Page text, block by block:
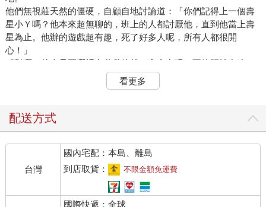
他們無視莊天然的僵硬，自顧自地討論道：「你們記得上一個壽
星小Ｙ嗎？他本來超無聊的，班上的人都討厭他，直到他當上壽
星為止。他辦的遊戲超有趣，死了好多人呢，所有人都很開
心！」
「對啊，後來只要哪裡有遊戲他就一定會出現，不管距離多遠，
不管多少時間，就算跑斷雙腳，他都一定會出現。」
他們話鋒一轉，開始嬉笑：「不過嘛，久了還是覺得他有點煩，
其中一個人看著莊天然，朝他露出莫名的笑容，「我們快點開始
莊天然寒毛直豎，那位「小Ｙ」難道就是這個關卡的BOSS？照
冰棍們的說詞，只要「他」出現，就一定有人會死。從他們話裡
的意思推斷，這個關卡的時限，大概就是在「小Ｙ」來之前必須
但是，遊戲內容是什麼？壽星又代表什麼？
看更多
配送方式
台灣
國內宅配：本島、離島
到店取貨：
不限金額免運費
國際快遞：全球